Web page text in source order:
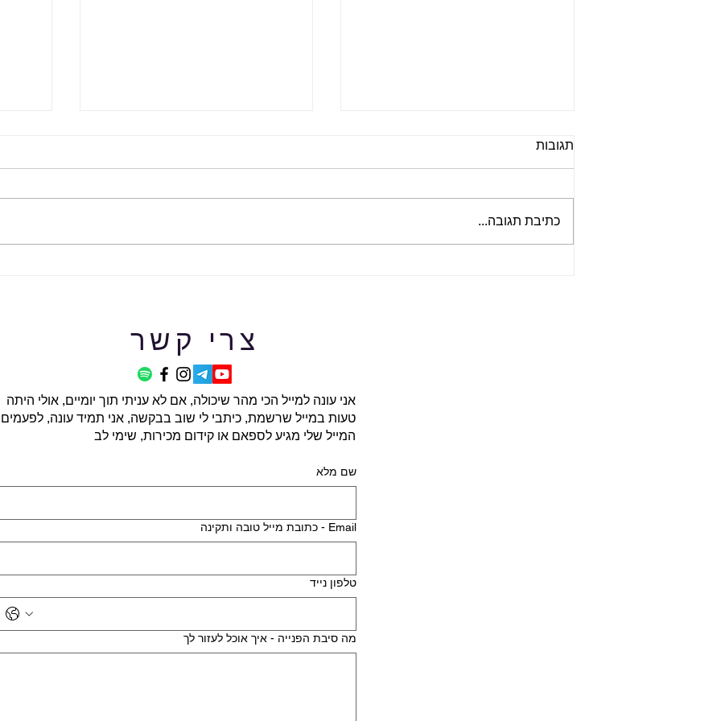
תגובות
כתיבת תגובה...
צרי קשר
אני עונה למייל הכי מהר שיכולה, אם לא עניתי תוך יומיים, אולי היתה
טעות במייל שרשמת, כיתבי לי שוב בבקשה, אני תמיד עונה, לפעמים
המייל שלי מגיע לספאם או קידום מכירות, שימי לב
שם מלא
Email - כתובת מייל טובה ותקינה
טלפון נייד
מה סיבת הפנייה - איך אוכל לעזור לך